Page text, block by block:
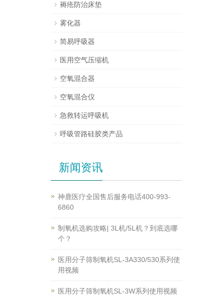
褥疮防治床垫
雾化器
简易呼吸器
医用空气压缩机
空氧混合器
空氧混合仪
急救转运呼吸机
呼吸管路硅胶类产品
新闻资讯
神鹿医疗全国售后服务电话400-993-
6860
制氧机选购攻略| 3L机/5L机？到底选哪
个？
医用分子筛制氧机SL-3A330/530系列使
用视频
医用分子筛制氧机SL-3W系列使用视频